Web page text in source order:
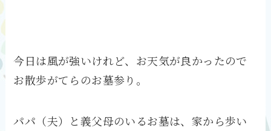
今日は風が強いけれど、お天気が良かったので
お散歩がてらのお墓参り。
パパ（夫）と義父母のいるお墓は、家から歩い